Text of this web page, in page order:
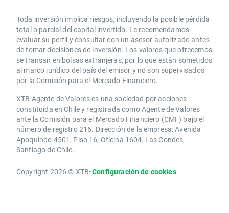
Toda inversión implica riesgos, incluyendo la posible pérdida
total o parcial del capital invertido. Le recomendamos
evaluar su perfil y consultar con un asesor autorizado antes
de tomar decisiones de inversión. Los valores que ofrecemos
se transan en bolsas extranjeras, por lo que están sometidos
al marco jurídico del país del emisor y no son supervisados
por la Comisión para el Mercado Financiero.
XTB Agente de Valores es una sociedad por acciones
constituida en Chile y registrada como Agente de Valores
ante la Comisión para el Mercado Financiero (CMF) bajo el
número de registro 216. Dirección de la empresa: Avenida
Apoquindo 4501, Piso 16, Oficina 1604, Las Condes,
Santiago de Chile.
Copyright 2026 © XTB•Configuración de cookies